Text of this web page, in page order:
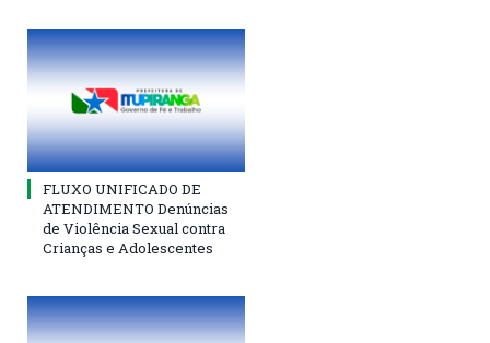
FLUXO UNIFICADO DE
ATENDIMENTO Denúncias
de Violência Sexual contra
Crianças e Adolescentes